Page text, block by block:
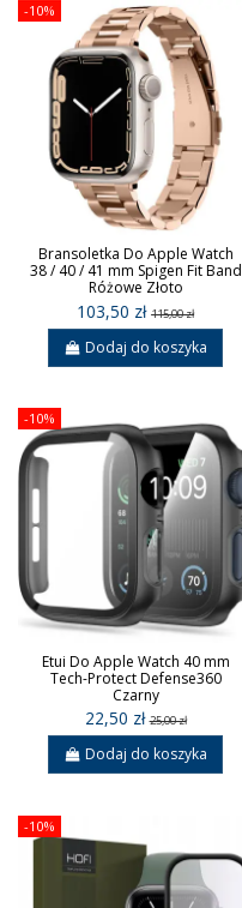
-10%
Bransoletka Do Apple Watch
38 / 40 / 41 mm Spigen Fit Band
Różowe Złoto
103,50 zł115,00 zł
Dodaj do koszyka
-10%
Etui Do Apple Watch 40 mm
Tech-Protect Defense360
Czarny
22,50 zł25,00 zł
Dodaj do koszyka
-10%